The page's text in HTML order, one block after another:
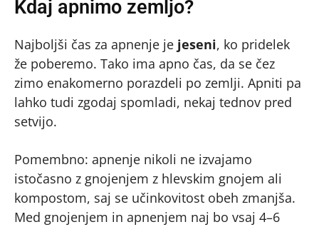
Kdaj apnimo zemljo?
Najboljši čas za apnenje je jeseni, ko pridelek
že poberemo. Tako ima apno čas, da se čez
zimo enakomerno porazdeli po zemlji. Apniti pa
lahko tudi zgodaj spomladi, nekaj tednov pred
setvijo.
Pomembno: apnenje nikoli ne izvajamo
istočasno z gnojenjem z hlevskim gnojem ali
kompostom, saj se učinkovitost obeh zmanjša.
Med gnojenjem in apnenjem naj bo vsaj 4–6